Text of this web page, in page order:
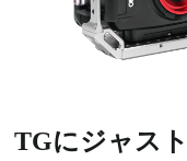
TGにジャス